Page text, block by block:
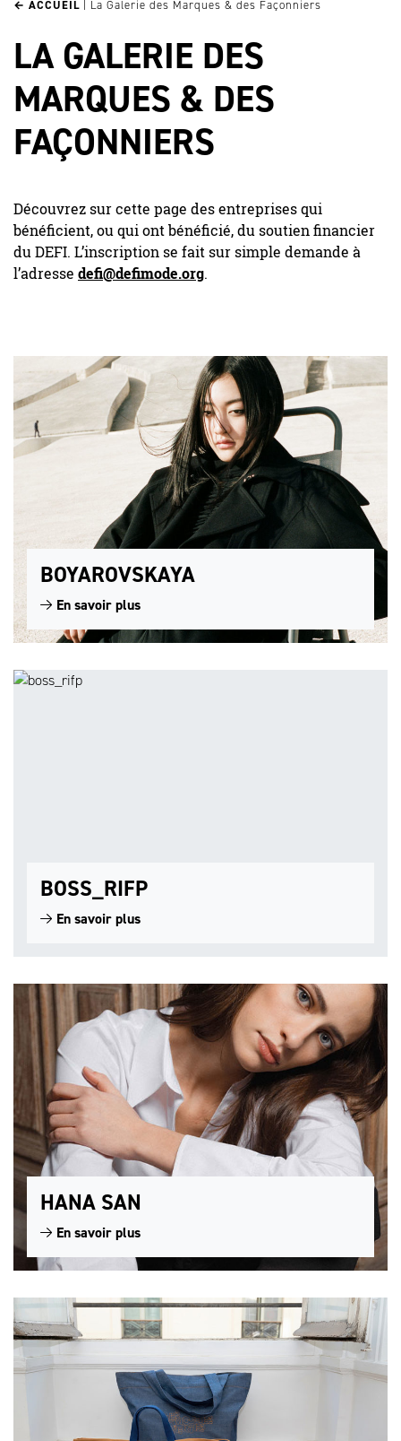
← ACCUEIL La Galerie des Marques & des Façonniers
LA GALERIE DES
MARQUES & DES
FAÇONNIERS
Découvrez sur cette page des entreprises qui
bénéficient, ou qui ont bénéficié, du soutien financier
du DEFI. L’inscription se fait sur simple demande à
l’adresse defi@defimode.org.
BOYAROVSKAYA
En savoir plus
BOSS_RIFP
En savoir plus
HANA SAN
En savoir plus